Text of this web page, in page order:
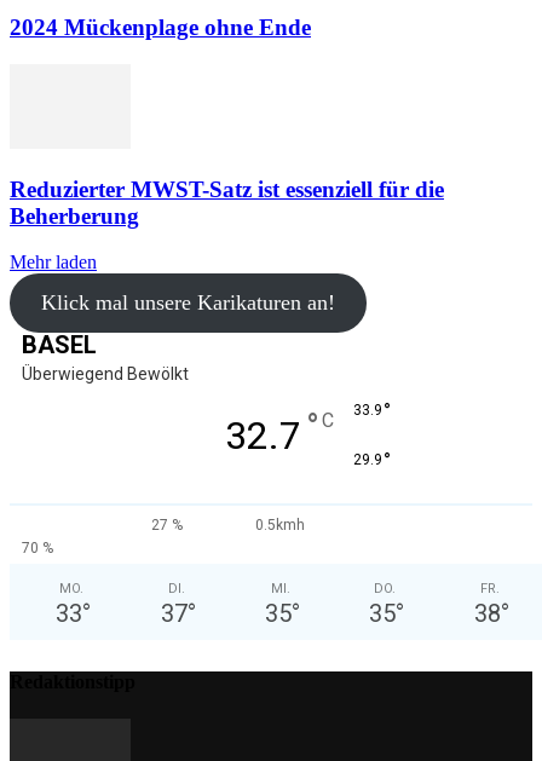
2024 Mückenplage ohne Ende
Reduzierter MWST-Satz ist essenziell für die
Beherberung
Mehr laden
Klick mal unsere Karikaturen an!
BASEL
Überwiegend Bewölkt
32.7 ° C 33.9 °
29.9 °
27 %
0.5kmh
70 %
MO.
33°
DI.
37°
MI.
35°
DO.
35°
FR.
38°